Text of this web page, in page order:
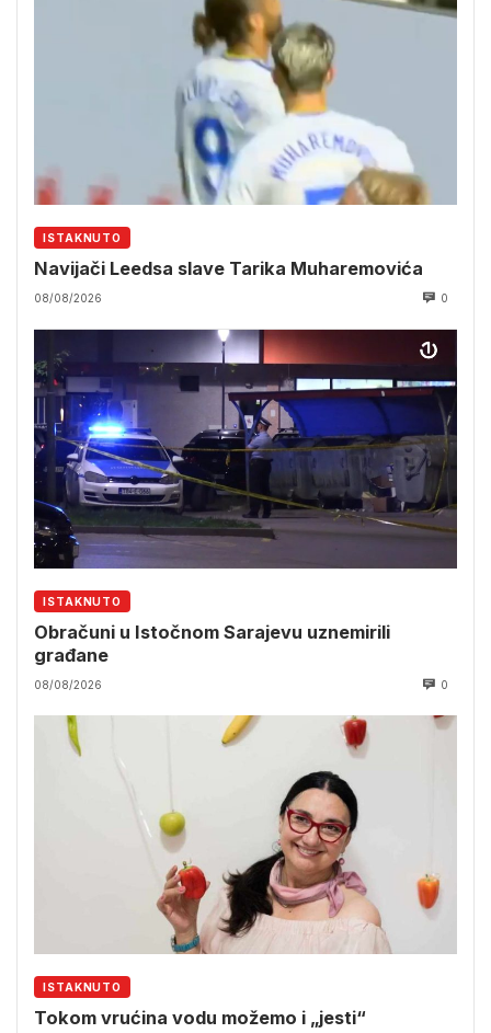
ISTAKNUTO
Navijači Leedsa slave Tarika Muharemovića
08/08/2026 0
ISTAKNUTO
Obračuni u Istočnom Sarajevu uznemirili
građane
08/08/2026 0
ISTAKNUTO
Tokom vrućina vodu možemo i „jesti“